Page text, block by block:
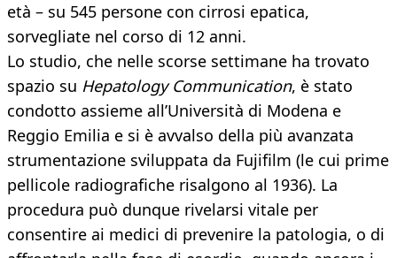
età – su 545 persone con cirrosi epatica,
sorvegliate nel corso di 12 anni.
Lo studio, che nelle scorse settimane ha trovato
spazio su Hepatology Communication, è stato
condotto assieme all’Università di Modena e
Reggio Emilia e si è avvalso della più avanzata
strumentazione sviluppata da Fujifilm (le cui prime
pellicole radiografiche risalgono al 1936). La
procedura può dunque rivelarsi vitale per
consentire ai medici di prevenire la patologia, o di